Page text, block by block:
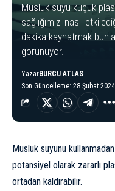
Musluk suyu küçük
sağlığımızı nasıl
dakika kaynatmak
görünüyor.
Son Güncelleme: 28 Şubat
YazarBURCU ATLAS
Musluk suyunu
potansiyel olarak zararlı
ortadan kaldırabilir.